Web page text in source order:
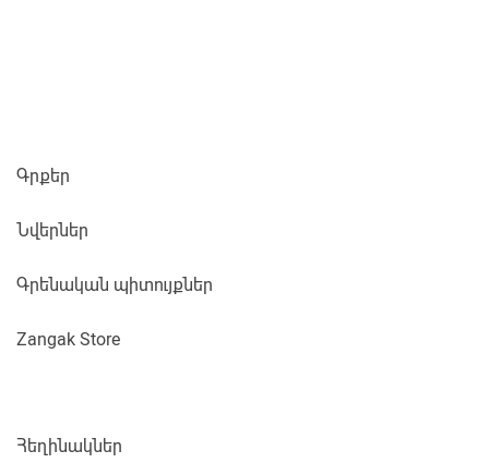
Գրքեր
Նվերներ
Գրենական պիտույքներ
Zangak Store
Հեղինակներ